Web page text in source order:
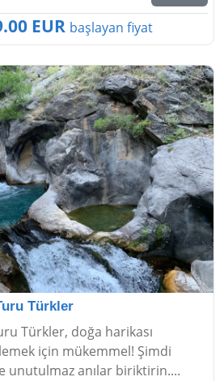
EUR başlayan fiyat
Türkler
Türkler, doğa harikası
için mükemmel! Şimdi
unutulmaz anılar biriktirin....